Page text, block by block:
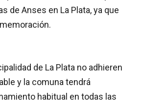
de Anses en La Plata, ya que
de La Plata no adhieren
y la comuna tendrá
habitual en todas las